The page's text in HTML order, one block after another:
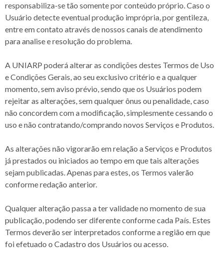
responsabiliza-se tão somente por conteúdo próprio. Caso o
Usuário detecte eventual produção imprópria, por gentileza,
entre em contato através de nossos canais de atendimento
para analise e resolução do problema.
A UNIARP poderá alterar as condições destes Termos de Uso
e Condições Gerais, ao seu exclusivo critério e a qualquer
momento, sem aviso prévio, sendo que os Usuários podem
rejeitar as alterações, sem qualquer ônus ou penalidade, caso
não concordem com a modificação, simplesmente cessando o
uso e não contratando/comprando novos Serviços e Produtos.
As alterações não vigorarão em relação a Serviços e Produtos
já prestados ou iniciados ao tempo em que tais alterações
sejam publicadas. Apenas para estes, os Termos valerão
conforme redação anterior.
Qualquer alteração passa a ter validade no momento de sua
publicação, podendo ser diferente conforme cada País. Estes
Termos deverão ser interpretados conforme a região em que
foi efetuado o Cadastro dos Usuários ou acesso.